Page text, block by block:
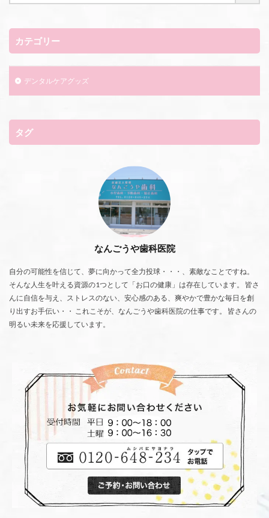
カテゴリー
デンタルケアグッズ
タグ
なんごうや歯科医院
自分の可能性を信じて、夢に向かって全力投球・・・、素敵なことですね。
そんな人生を叶える資源の1つとして「お口の健康」は存在しています。 皆さ
んに自信を与え、ストレスのない、安心感のある、爽やかで豊かな毎日を創
り出すお手伝い・・ これこそが、なんごうや歯科医院の仕事です。 皆さんの
明るい未来を応援しています。